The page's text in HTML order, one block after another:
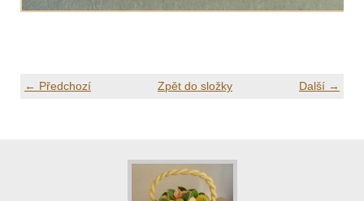
← Předchozí Další →
Zpět do složky